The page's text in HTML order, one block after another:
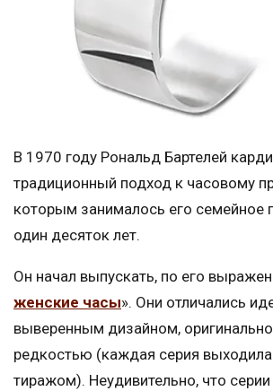
В 1970 году Рональд Бартелей
традиционный подход к часовому
которым занималось его семейное
один десяток лет.
Он начал выпускать, по его
женские часы». Они отличались
выверенным дизайном,
редкостью (каждая серия
тиражом). Неудивительно, что